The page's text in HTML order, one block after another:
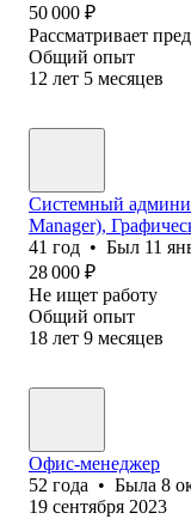
50 000 ₽
Рассматривает
Общий опыт
12 лет 5 месяцев
Системный
Manager),
41 год • Был 11
28 000 ₽
Не ищет работу
Общий опыт
18 лет 9 месяцев
Офис-менеджер
52 года • Была 8
19 сентября 2023